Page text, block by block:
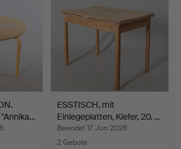
ESSTISCH, mit
Einlegeplatten, Kiefer, 20. …
Beendet 17. Jun 2026
2 Gebote